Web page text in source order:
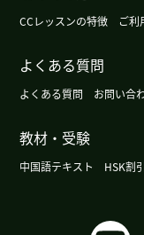
的、把这份期待
因为之前一直那
事情也挺好的。
考试确实不容易
我这边又去了趟
CCレッスンの特徴 ご利
よくある質問
よくある質問 お問い合
教材・受験
中国語テキスト HSK割